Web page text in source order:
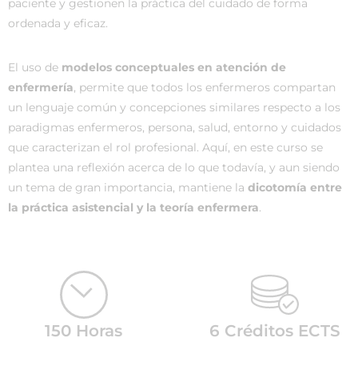
paciente y gestionen la práctica del cuidado de forma
ordenada y eficaz.
El uso de modelos conceptuales en atención de
enfermería, permite que todos los enfermeros compartan
un lenguaje común y concepciones similares respecto a los
paradigmas enfermeros, persona, salud, entorno y cuidados
que caracterizan el rol profesional. Aquí, en este curso se
plantea una reflexión acerca de lo que todavía, y aun siendo
un tema de gran importancia, mantiene la dicotomía entre
la práctica asistencial y la teoría enfermera.
150 Horas 6 Créditos ECTS